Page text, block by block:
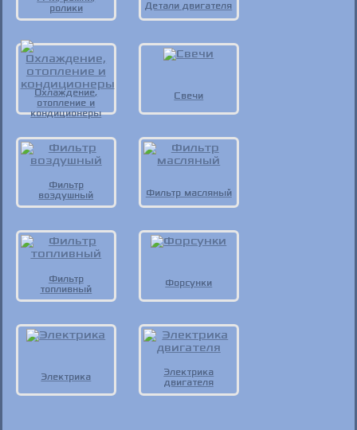
ролики
Детали двигателя
Охлаждение,
отопление и
кондиционеры
Свечи
Фильтр
воздушный
Фильтр масляный
Фильтр
топливный
Форсунки
Электрика
Электрика
двигателя